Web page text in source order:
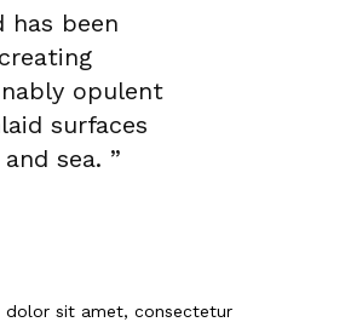
has been
opulent
surfaces
sea. ”
dolor sit amet, consectetur